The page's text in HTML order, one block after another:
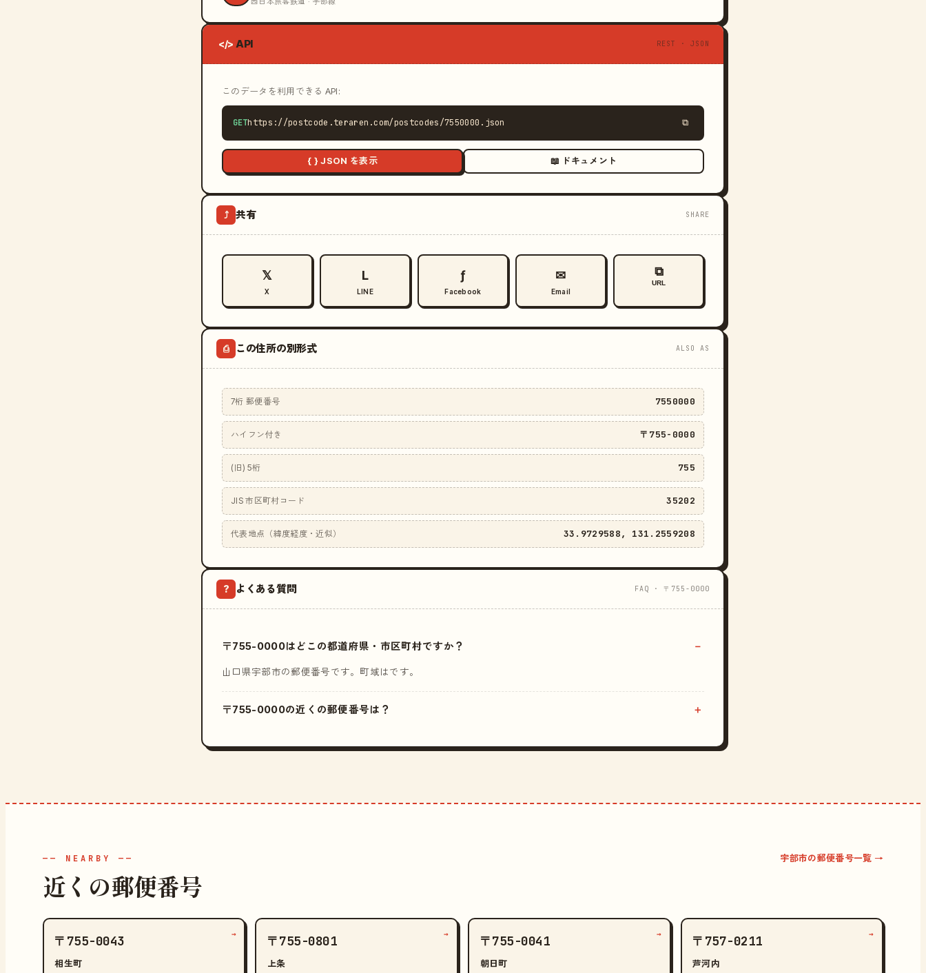
</> API REST · JSON
このデータを利用できる API:
GEThttps://postcode.teraren.com/postcodes/7550000.json ⧉
{ } JSON を表示 📖 ドキュメント
⤴ 共有 SHARE
𝕏
X
L
LINE
ƒ
Facebook
✉
Email
⧉
URL
⎙ この住所の別形式 ALSO AS
7桁 郵便番号 7550000
ハイフン付き 〒755-0000
(旧) 5桁 755
JIS 市区町村コード 35202
代表地点（緯度経度・近似） 33.9729588, 131.2559208
? よくある質問 FAQ · 〒755-0000
〒755-0000はどこの都道府県・市区町村ですか？
山口県宇部市の郵便番号です。町域はです。
〒755-0000の近くの郵便番号は？
—— NEARBY ——
近くの郵便番号
宇部市の郵便番号一覧 →
〒755-0043
相生町
→ 〒755-0801
上条
→ 〒755-0041
朝日町
→ 〒757-0211
芦河内
→